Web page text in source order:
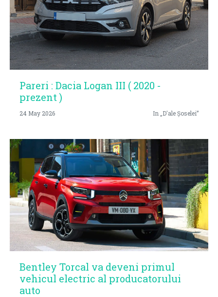
Pareri : Dacia Logan III ( 2020 -
prezent )
24 May 2026 In „D'ale Șoselei”
Bentley Torcal va deveni primul
vehicul electric al producatorului
auto